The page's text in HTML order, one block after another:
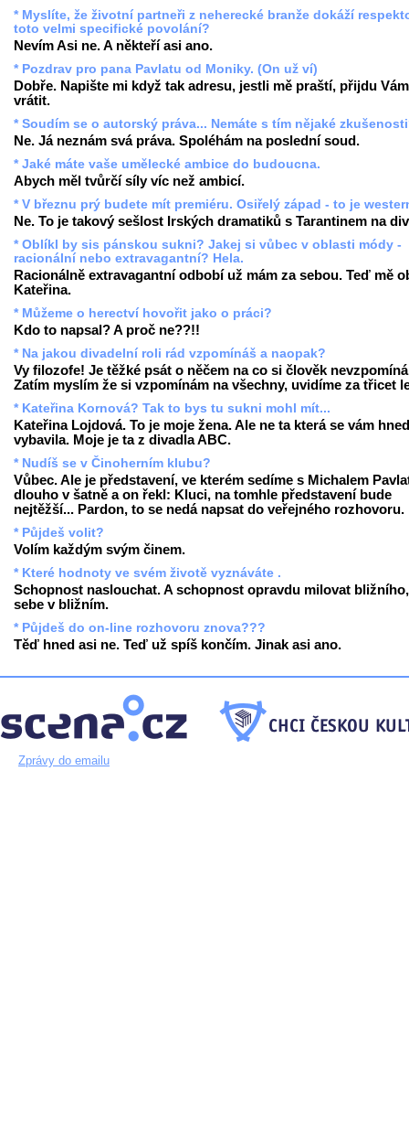
* Myslíte, že životní partneři z neherecké branže dokáží
toto velmi specifické povolání?
Nevím Asi ne. A někteří asi ano.
* Pozdrav pro pana Pavlatu od Moniky. (On už ví)
Dobře. Napište mi když tak adresu, jestli mě praští, přijdu
vrátit.
* Soudím se o autorský práva... Nemáte s tím nějaké
Ne. Já neznám svá práva. Spoléhám na poslední soud.
* Jaké máte vaše umělecké ambice do budoucna.
Abych měl tvůrčí síly víc než ambicí.
* V březnu prý budete mít premiéru. Osiřelý západ - to je
Ne. To je takový sešlost Irských dramatiků s Tarantinem na
* Oblíkl by sis pánskou sukni? Jakej si vůbec v oblasti módy -
racionální nebo extravagantní? Hela.
Racionálně extravagantní odbobí už mám za sebou. Teď mě
Kateřina.
* Můžeme o herectví hovořit jako o práci?
Kdo to napsal? A proč ne??!!
* Na jakou divadelní roli rád vzpomínáš a naopak?
Vy filozofe! Je těžké psát o něčem na co si člověk
Zatím myslím že si vzpomínám na všechny, uvidíme za třicet
* Kateřina Kornová? Tak to bys tu sukni mohl mít...
Kateřina Lojdová. To je moje žena. Ale ne ta která se vám hned
vybavila. Moje je ta z divadla ABC.
* Nudíš se v Činoherním klubu?
Vůbec. Ale je představení, ve kterém sedíme s Michalem
dlouho v šatně a on řekl: Kluci, na tomhle představení bude
nejtěžší... Pardon, to se nedá napsat do veřejného rozhovoru.
* Půjdeš volit?
Volím každým svým činem.
* Které hodnoty ve svém životě vyznáváte .
Schopnost naslouchat. A schopnost opravdu milovat
sebe v bližním.
* Půjdeš do on-line rozhovoru znova???
Těď hned asi ne. Teď už spíš končím. Jinak asi ano.
Zprávy do emailu